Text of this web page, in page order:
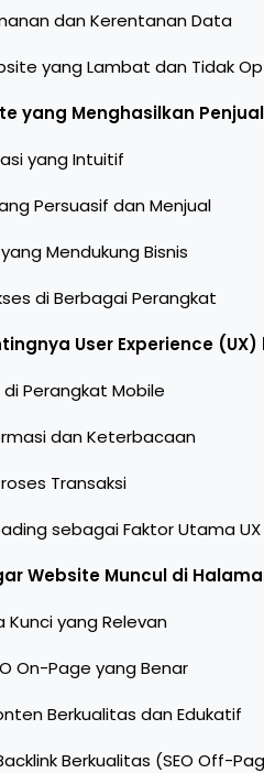
dan Kerentanan Data
yang Lambat dan Tidak
yang Menghasilkan
yang Intuitif
Persuasif dan Menjual
Mendukung Bisnis
di Berbagai Perangkat
User Experience (UX)
Perangkat Mobile
dan Keterbacaan
Transaksi
sebagai Faktor Utama UX
Website Muncul di
yang Relevan
On-Page yang Benar
Berkualitas dan Edukatif
Berkualitas (SEO Off-